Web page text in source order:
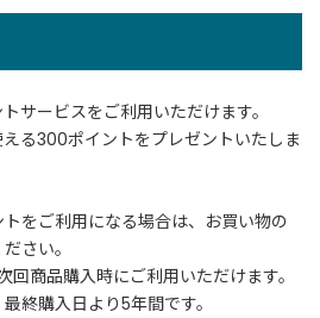
サービスをご利用いただけます。
る300ポイントをプレゼントいたしま
をご利用になる場合は、お買い物の
さい。
回商品購入時にご利用いただけます。
終購入日より5年間です。